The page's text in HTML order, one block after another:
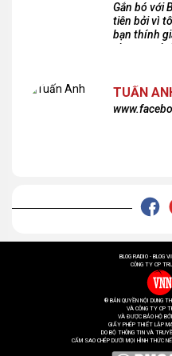
Gắn bó với
tiên bởi vì
bạn thính
chương
TUẤN
BLOG RADIO - BLOG
CÔNG TY CP
® BẢN QUYỀN NỘI DUNG
VÀ CÔNG TY CP
VÀ ĐƯỢC BẢO HỘ
GIẤY PHÉP THIẾT LẬP
DO BỘ THÔNG TIN VÀ
CẤM SAO CHÉP DƯỚI MỌI HÌNH THỨC